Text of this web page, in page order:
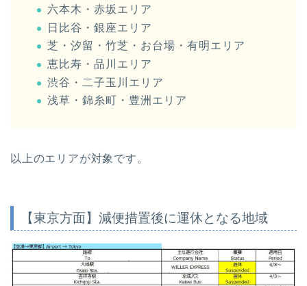
六本木・赤坂エリア
日比谷・銀座エリア
芝・汐留・竹芝・お台場・有明エリア
恵比寿・品川エリア
渋谷・二子玉川エリア
浅草・錦糸町・豊洲エリア
以上のエリアが対象です。
【東京方面】減便措置後に運休となる地域